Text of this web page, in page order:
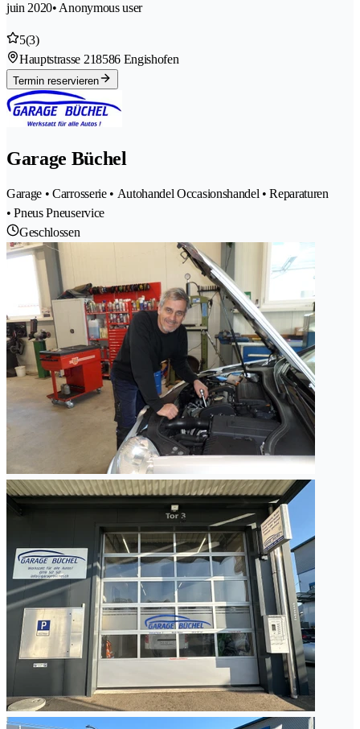
juin 2020• Anonymous user
5(3)
Hauptstrasse 218586 Engishofen
Termin reservieren
Garage Büchel
Garage • Carrosserie • Autohandel Occasionshandel • Reparaturen
• Pneus Pneuservice
Geschlossen